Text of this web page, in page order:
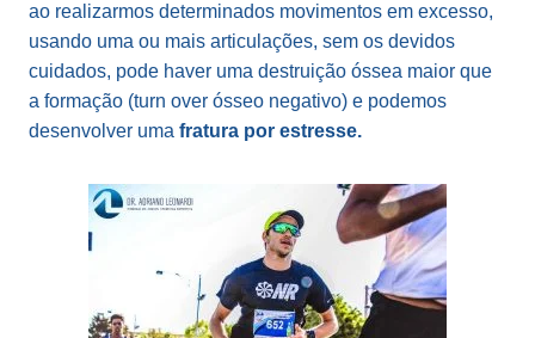
ao realizarmos determinados movimentos em excesso,
usando uma ou mais articulações, sem os devidos
cuidados, pode haver uma destruição óssea maior que
a formação (turn over ósseo negativo) e podemos
desenvolver uma fratura por estresse.